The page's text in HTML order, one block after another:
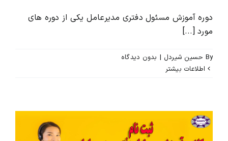
دوره آموزش مسئول دفتری مدیرعامل یکی از دوره های
مورد [...]
By حسین شیردل | بدون ديدگاه
اطلاعات بیشتر